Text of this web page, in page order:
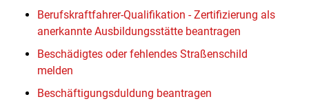
Berufskraftfahrer-Qualifikation - Zertifizierung als
anerkannte Ausbildungsstätte beantragen
Beschädigtes oder fehlendes Straßenschild
melden
Beschäftigungsduldung beantragen